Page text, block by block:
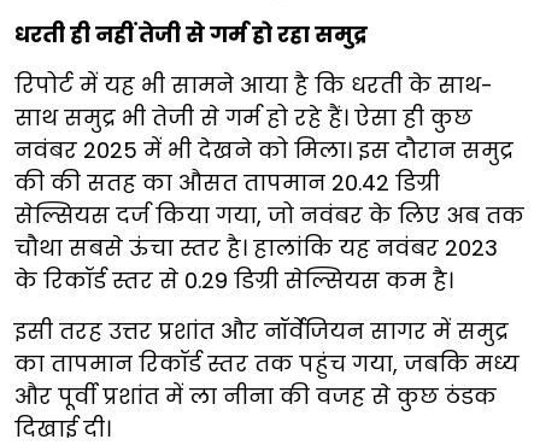
धरती ही नहीं तेजी से गर्म हो रहा समुद्र
रिपोर्ट में यह भी सामने आया है कि धरती के साथ-
साथ समुद्र भी तेजी से गर्म हो रहे हैं। ऐसा ही कुछ
नवंबर 2025 में भी देखने को मिला। इस दौरान समुद्र
की की सतह का औसत तापमान 20.42 डिग्री
सेल्सियस दर्ज किया गया, जो नवंबर के लिए अब तक
चौथा सबसे ऊंचा स्तर है। हालांकि यह नवंबर 2023
के रिकॉर्ड स्तर से 0.29 डिग्री सेल्सियस कम है।
इसी तरह उत्तर प्रशांत और नॉर्वेजियन सागर में समुद्र
का तापमान रिकॉर्ड स्तर तक पहुंच गया, जबकि मध्य
और पूर्वी प्रशांत में ला नीना की वजह से कुछ ठंडक
दिखाई दी।